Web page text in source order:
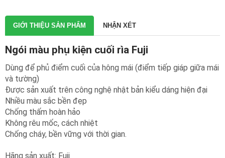
GIỚI THIỆU SẢN PHẨM NHẬN XÉT
Ngói màu phụ kiện cuối rìa Fuji
Dùng để phủ điểm cuối của hông mái (điểm tiếp giáp giữa mái
và tường)
Được sản xuất trên công nghệ nhật bản kiểu dáng hiện đại
Nhiều màu sắc bền đẹp
Chống thấm hoàn hảo
Không rêu mốc, cách nhiệt
Chống cháy, bền vững với thời gian.
Hãng sản xuất: Fuji